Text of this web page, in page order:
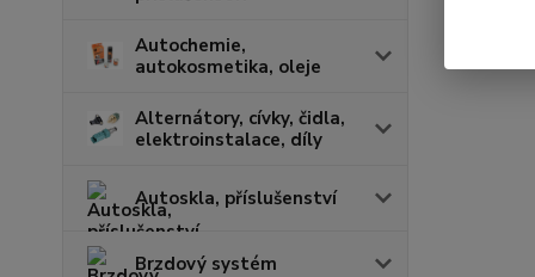
Autochemie,
autokosmetika, oleje
Alternátory, cívky, čidla,
elektroinstalace, díly
Autoskla, příslušenství
Brzdový systém